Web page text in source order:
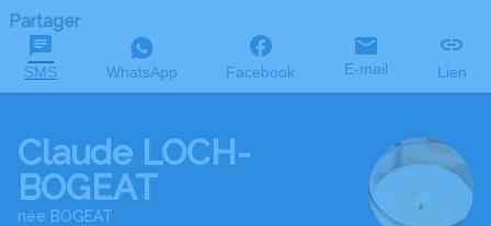
Partager
SMS WhatsApp Facebook E-mail Lien
Claude LOCH-
BOGEAT
née BOGEAT